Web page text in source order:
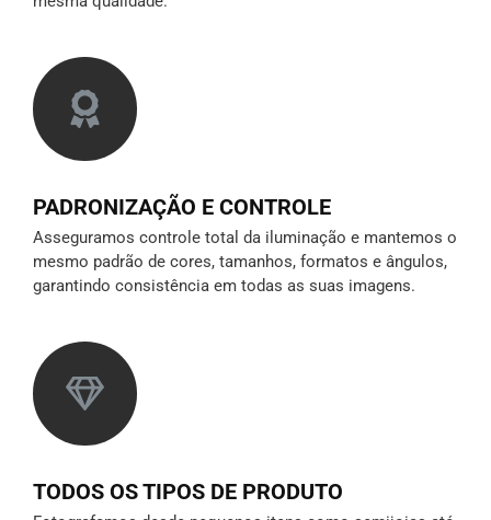
PADRONIZAÇÃO E CONTROLE
Asseguramos controle total da iluminação e mantemos o
mesmo padrão de cores, tamanhos, formatos e ângulos,
garantindo consistência em todas as suas imagens.
TODOS OS TIPOS DE PRODUTO